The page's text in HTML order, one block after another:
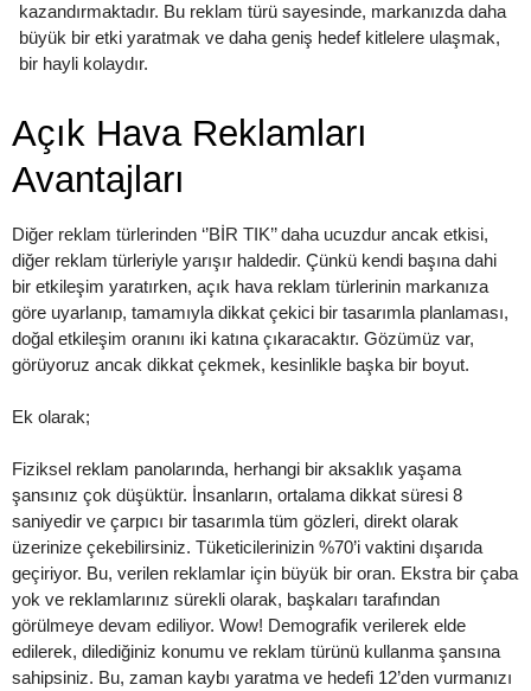
kazandırmaktadır. Bu reklam türü sayesinde, markanızda daha
büyük bir etki yaratmak ve daha geniş hedef kitlelere ulaşmak,
bir hayli kolaydır.
Açık Hava Reklamları
Avantajları
Diğer reklam türlerinden ‘’BİR TIK’’ daha ucuzdur ancak etkisi,
diğer reklam türleriyle yarışır haldedir. Çünkü kendi başına dahi
bir etkileşim yaratırken, açık hava reklam türlerinin markanıza
göre uyarlanıp, tamamıyla dikkat çekici bir tasarımla planlaması,
doğal etkileşim oranını iki katına çıkaracaktır. Gözümüz var,
görüyoruz ancak dikkat çekmek, kesinlikle başka bir boyut.
Ek olarak;
Fiziksel reklam panolarında, herhangi bir aksaklık yaşama
şansınız çok düşüktür. İnsanların, ortalama dikkat süresi 8
saniyedir ve çarpıcı bir tasarımla tüm gözleri, direkt olarak
üzerinize çekebilirsiniz. Tüketicilerinizin %70’i vaktini dışarıda
geçiriyor. Bu, verilen reklamlar için büyük bir oran. Ekstra bir çaba
yok ve reklamlarınız sürekli olarak, başkaları tarafından
görülmeye devam ediliyor. Wow! Demografik verilerek elde
edilerek, dilediğiniz konumu ve reklam türünü kullanma şansına
sahipsiniz. Bu, zaman kaybı yaratma ve hedefi 12’den vurmanızı